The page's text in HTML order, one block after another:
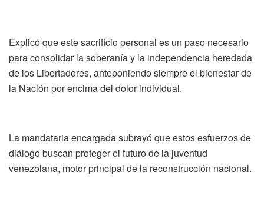
Explicó que este sacrificio personal es un paso necesario
para consolidar la soberanía y la independencia heredada
de los Libertadores, anteponiendo siempre el bienestar de
la Nación por encima del dolor individual.
La mandataria encargada subrayó que estos esfuerzos de
diálogo buscan proteger el futuro de la juventud
venezolana, motor principal de la reconstrucción nacional.